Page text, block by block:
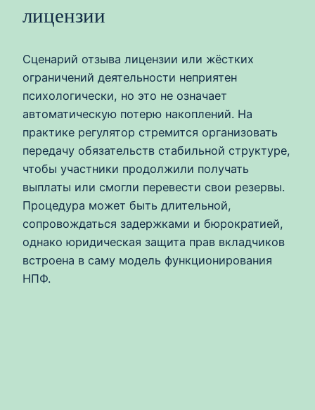
лицензии
Сценарий отзыва лицензии или жёстких
ограничений деятельности неприятен
психологически, но это не означает
автоматическую потерю накоплений. На
практике регулятор стремится организовать
передачу обязательств стабильной структуре,
чтобы участники продолжили получать
выплаты или смогли перевести свои резервы.
Процедура может быть длительной,
сопровождаться задержками и бюрократией,
однако юридическая защита прав вкладчиков
встроена в саму модель функционирования
НПФ.